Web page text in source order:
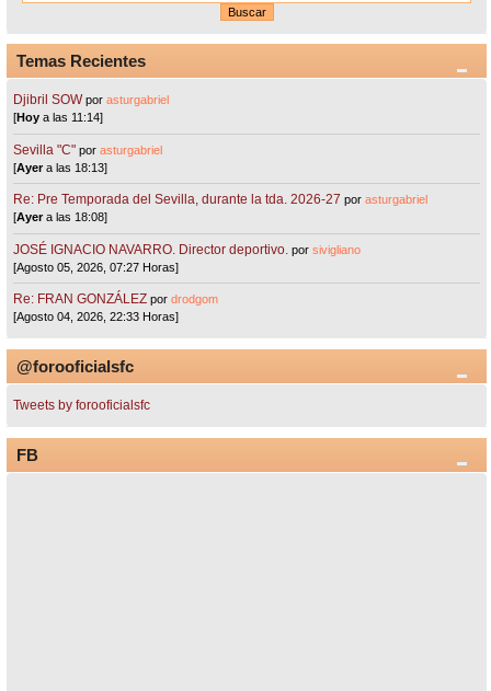
Temas Recientes
Djibril SOW porasturgabriel
[Hoy a las 11:14]
Sevilla "C"porasturgabriel
[Ayera las 18:13]
Re: Pre Temporada del Sevilla, durante la tda. 2026-27 porasturgabriel
[Ayera las 18:08]
JOSÉ IGNACIO NAVARRO. Director deportivo. porsivigliano
[Agosto 05, 2026, 07:27 Horas]
Re: FRAN GONZÁLEZ pordrodgom
[Agosto 04, 2026, 22:33 Horas]
@forooficialsfc
Tweets by forooficialsfc
FB